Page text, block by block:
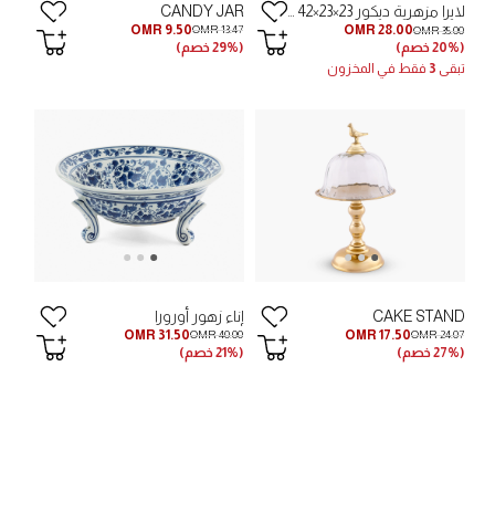
لايرا مزهرية ديكور 23×23×42 سم - أخضر/أبيض
OMR 28.00OMR 35.00
(20% خصم)
تبقى 3 فقط في المخزون
CANDY JAR
OMR 9.50OMR 13.47
(29% خصم)
CAKE STAND
OMR 17.50OMR 24.07
(27% خصم)
إناء زهور أورورا
OMR 31.50OMR 40.00
(21% خصم)